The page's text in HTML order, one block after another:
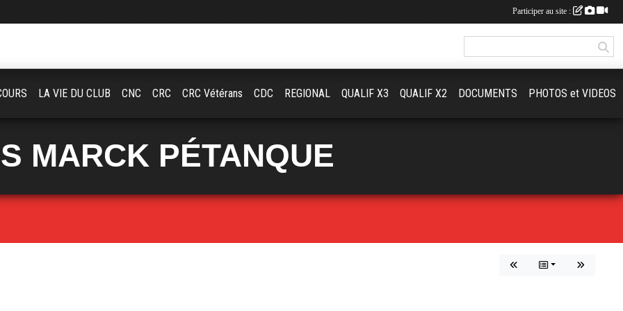
MARCK PÉTANQUE
LA VIE DU CLUB CNC CRC CRC Vétérans CDC REGIONAL QUALIF X3 QUALIF X2 DOCUMENTS PHOTOS et VIDEOS
Participer au site :